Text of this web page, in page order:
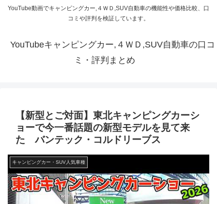
YouTube動画でキャンピングカー,４ＷＤ,SUV自動車の機能性や価格比較、口
コミや評判を検証しています。
YouTubeキャンピングカー,４ＷＤ,SUV自動車の口コ
ミ・評判まとめ
【新型とご対面】東北キャンピングカーシ
ョーで今一番話題の新型モデルを見て来
た バンテック・コルドリーブス
キャンピングカー・SUV人気車種